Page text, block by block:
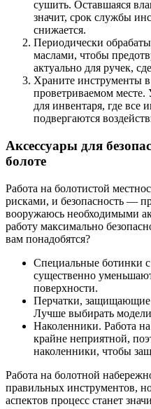
сушить. Оставшаяся
значит, срок службы
снижается.
Периодически
маслами, чтобы
актуально для ручек,
Храните инструменты
проветриваемом месте.
для инвентаря, где все
подвергаются
Аксессуары для
болоте
Работа на болотистой
рисками, и безопасность —
вооружаюсь необходимыми
работу максимально
вам понадобятся?
Специальные ботинки
существенно
поверхности.
Перчатки, защищающие
Лучше выбирать
Наколенники. Работа
крайне неприятной,
наколенники, чтобы
Работа на болотной
правильных инструментов,
аспектов процесс станет